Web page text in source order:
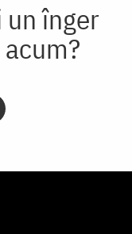
un înger